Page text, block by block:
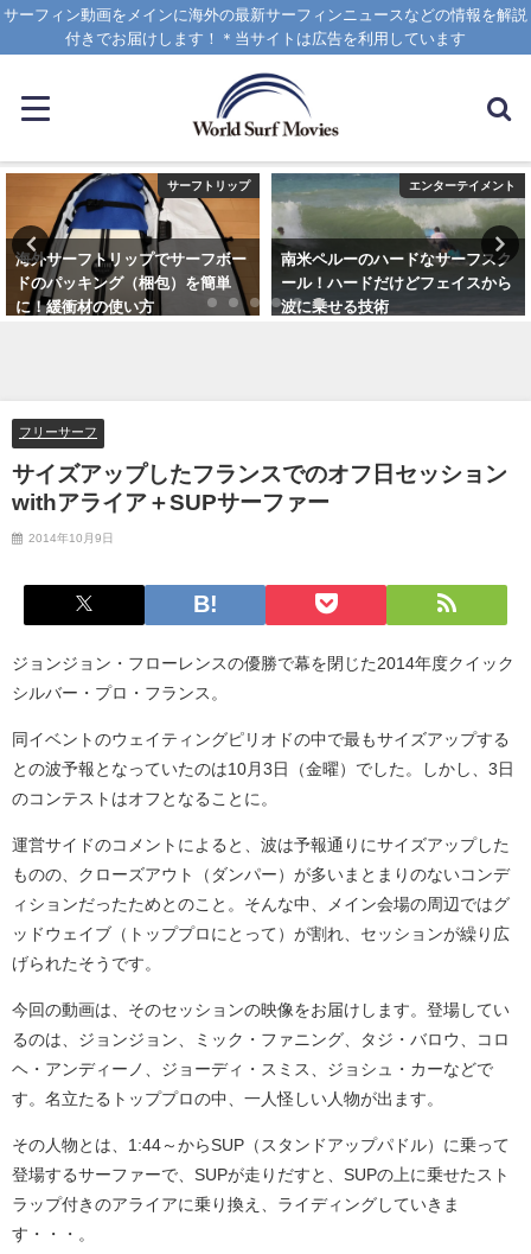
サーフィン動画をメインに海外の最新サーフィンニュースなどの情報を解説
付きでお届けします！＊当サイトは広告を利用しています
サーフトリップ
海外サーフトリップでサーフボー
ドのパッキング（梱包）を簡単
に！緩衝材の使い方
エンターテイメント
南米ペルーのハードなサーフスク
ール！ハードだけどフェイスから
波に乗せる技術
フリーサーフ
サイズアップしたフランスでのオフ日セッション
withアライア＋SUPサーファー
2014年10月9日
ジョンジョン・フローレンスの優勝で幕を閉じた2014年度クイック
シルバー・プロ・フランス。
同イベントのウェイティングピリオドの中で最もサイズアップする
との波予報となっていたのは10月3日（金曜）でした。しかし、3日
のコンテストはオフとなることに。
運営サイドのコメントによると、波は予報通りにサイズアップした
ものの、クローズアウト（ダンパー）が多いまとまりのないコンデ
ィションだったためとのこと。そんな中、メイン会場の周辺ではグ
ッドウェイブ（トッププロにとって）が割れ、セッションが繰り広
げられたそうです。
今回の動画は、そのセッションの映像をお届けします。登場してい
るのは、ジョンジョン、ミック・ファニング、タジ・バロウ、コロ
ヘ・アンディーノ、ジョーディ・スミス、ジョシュ・カーなどで
す。名立たるトッププロの中、一人怪しい人物が出ます。
その人物とは、1:44～からSUP（スタンドアップパドル）に乗って
登場するサーファーで、SUPが走りだすと、SUPの上に乗せたスト
ラップ付きのアライアに乗り換え、ライディングしていきま
す・・・。